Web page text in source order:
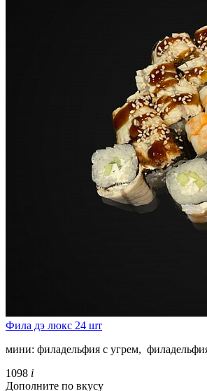
Фила дэ люкс 24 шт
мини: филадельфия с угрем,
1098 i
Дополните по вкусу